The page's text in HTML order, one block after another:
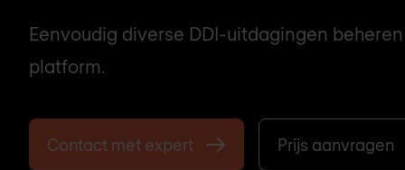
Eenvoudig diverse DDI-uitdagingen
platform.
Contact met expert Prijs aanvragen